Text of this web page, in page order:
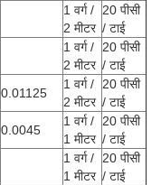
1 वर्ग /
2 मीटर
20 पीसी
/ टाई
1 वर्ग /
2 मीटर
20 पीसी
/ टाई
0.01125
1 वर्ग /
2 मीटर
20 पीसी
/ टाई
0.0045
1 वर्ग /
1 मीटर
20 पीसी
/ टाई
1 वर्ग /
1 मीटर
20 पीसी
/ टाई